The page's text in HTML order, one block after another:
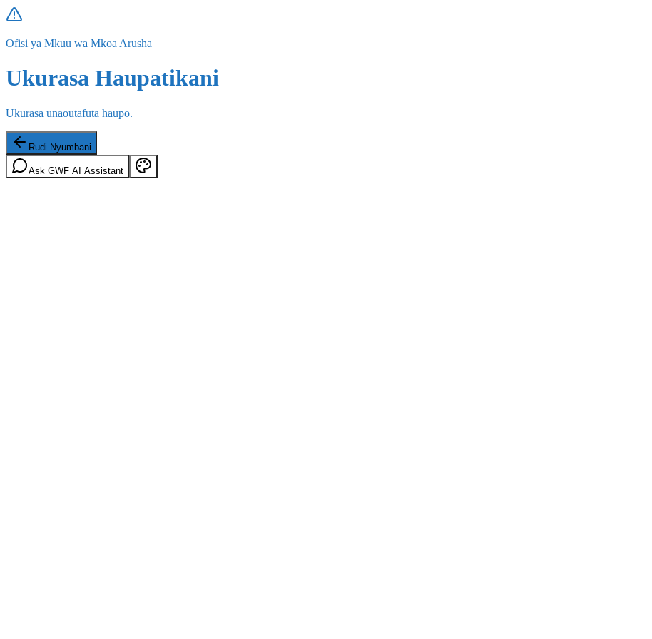
Ofisi ya Mkuu wa Mkoa Arusha
Ukurasa Haupatikani
Ukurasa unaoutafuta haupo.
Rudi Nyumbani
Ask GWF AI Assistant